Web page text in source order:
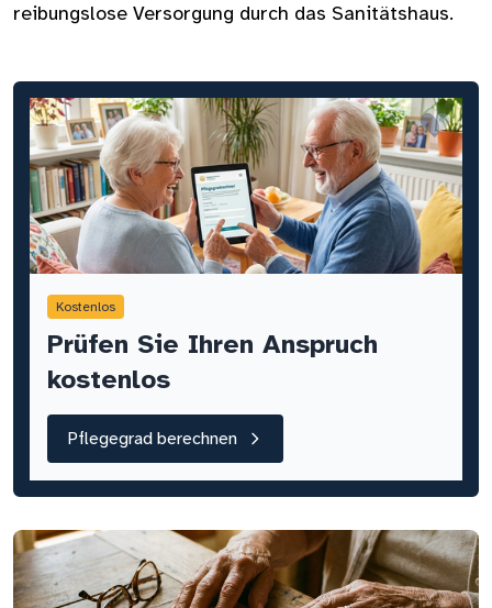
reibungslose Versorgung durch das Sanitätshaus.
Kostenlos
Prüfen Sie Ihren Anspruch
kostenlos
Pflegegrad berechnen